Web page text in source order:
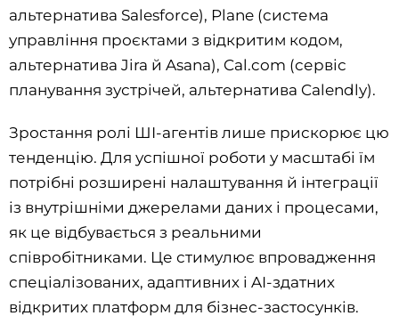
альтернатива Salesforce), Plane (система
управління проєктами з відкритим кодом,
альтернатива Jira й Asana), Cal.com (сервіс
планування зустрічей, альтернатива Calendly).
Зростання ролі ШІ-агентів лише прискорює цю
тенденцію. Для успішної роботи у масштабі їм
потрібні розширені налаштування й інтеграції
із внутрішніми джерелами даних і процесами,
як це відбувається з реальними
співробітниками. Це стимулює впровадження
спеціалізованих, адаптивних і AI-здатних
відкритих платформ для бізнес-застосунків.